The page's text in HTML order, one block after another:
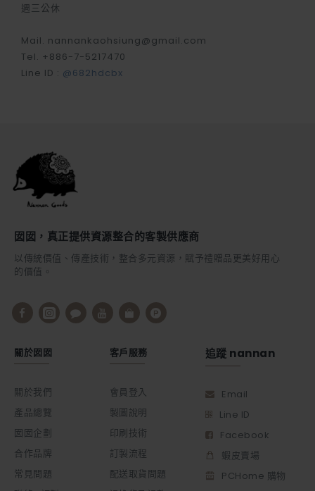
週三公休
Mail. nannankaohsiung@gmail.com
Tel. +886-7-5217470
Line ID : @682hdcbx
囡囡，真正提供資源整合的客製供應商
以傳統價值、傳產技術，整合多元資源，賦予禮贈品更美好用心
的價值。
關於囡囡
關於我們
產品總覽
囡囡企劃
合作品牌
常見問題
客戶服務
會員登入
製圖說明
印刷技術
訂製流程
配送取貨問題
追蹤 nannan
Email
Line ID
Facebook
蝦皮賣場
PCHome 購物